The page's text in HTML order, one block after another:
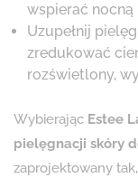
wspierać
Uzupełnij
zredukować
rozświetlony,
Wybierając Estee
pielęgnacji skóry
zaprojektowany